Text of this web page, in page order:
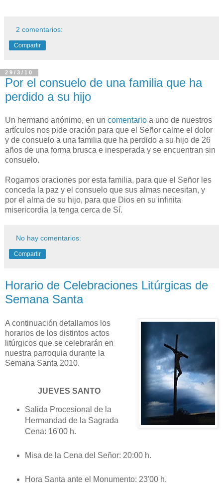
2 comentarios:
Compartir
29/3/10
Por el consuelo de una familia que ha
perdido a su hijo
Un hermano anónimo, en un comentario a uno de nuestros
artículos nos pide oración para que el Señor calme el dolor
y de consuelo a una familia que ha perdido a su hijo de 26
años de una forma brusca e inesperada y se encuentran sin
consuelo.
Rogamos oraciones por esta familia, para que el Señor les
conceda la paz y el consuelo que sus almas necesitan, y
por el alma de su hijo, para que Dios en su infinita
misericordia la tenga cerca de Sí.
No hay comentarios:
Compartir
Horario de Celebraciones Litúrgicas de
Semana Santa
A continuación detallamos los
horarios de los distintos actos
litúrgicos que se celebrarán en
nuestra parroquia durante la
Semana Santa 2010.
JUEVES SANTO
Salida Procesional de la
Hermandad de la Sagrada
Cena: 16'00 h.
Misa de la Cena del Señor: 20:00 h.
Hora Santa ante el Monumento: 23'00 h.